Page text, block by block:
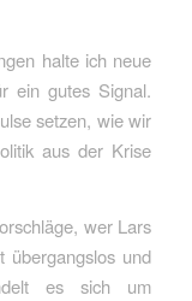
halte ich neue
ein gutes Signal.
setzen, wie wir
aus der Krise
wer Lars
übergangslos und
es sich um